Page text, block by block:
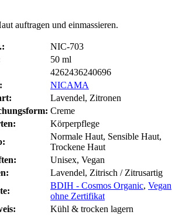
auftragen und einmassieren.
NIC-703
50 ml
4262436240696
NICAMA
Lavendel, Zitronen
Creme
Körperpflege
Normale Haut, Sensible Haut,
Trockene Haut
Unisex, Vegan
Lavendel, Zitrisch / Zitrusartig
BDIH - Cosmos Organic, Vegan
ohne Zertifikat
Kühl & trocken lagern